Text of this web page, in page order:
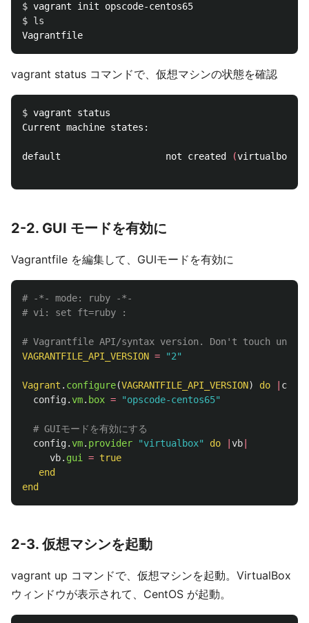
$
$
vagrant status コマンドで、仮想マシンの状態を確認
$ vagrant status
Current machine states:
default                   not created (virtualbox
2-2. GUI モードを有効に
Vagrantfile を編集して、GUIモードを有効に
# -*- mode: ruby -*-
# vi: set ft=ruby :
# Vagrantfile API/syntax version. Don't touch
VAGRANTFILE_API_VERSION = "2"
Vagrant . configure(VAGRANTFILE_API_VERSION) do
config.vm. box = "opscode-centos65"
# GUIモードを有効にする
config.vm. provider "virtualbox" do vb
vb. gui = true
end
end
2-3. 仮想マシンを起動
vagrant up コマンドで、仮想マシンを起動。VirtualBox
ウィンドウが表示されて、CentOS が起動。